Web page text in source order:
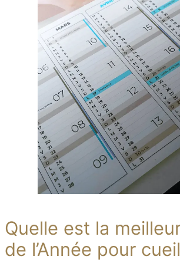
Quelle est la
de l’Année pour